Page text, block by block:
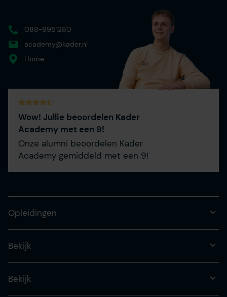
088-9951280
academy@kader.nl
Home
Wow! Jullie beoordelen Kader
Academy met een 9!
Onze alumni beoordelen Kader
Academy gemiddeld met een 9!
Opleidingen
Bekijk
Bekijk